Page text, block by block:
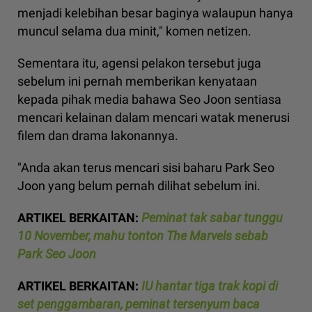
menjadi kelebihan besar baginya walaupun hanya
muncul selama dua minit," komen netizen.
Sementara itu, agensi pelakon tersebut juga
sebelum ini pernah memberikan kenyataan
kepada pihak media bahawa Seo Joon sentiasa
mencari kelainan dalam mencari watak menerusi
filem dan drama lakonannya.
"Anda akan terus mencari sisi baharu Park Seo
Joon yang belum pernah dilihat sebelum ini.
ARTIKEL BERKAITAN: Peminat tak sabar tunggu
10 November, mahu tonton The Marvels sebab
Park Seo Joon
ARTIKEL BERKAITAN: IU hantar tiga trak kopi di
set penggambaran, peminat tersenyum baca